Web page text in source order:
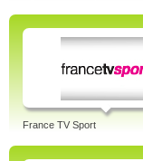
France TV Sport